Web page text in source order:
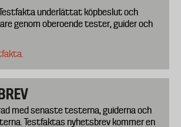
underlättat köpbeslut och
genom oberoende tester, guider och
med senaste testerna, guiderna och
Testfaktas nyhetsbrev kommer en